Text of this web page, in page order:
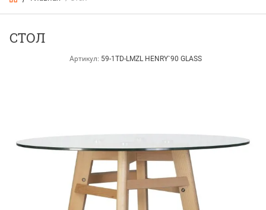
СТОЛ
Артикул: 59-1TD-LMZL HENRY`90 GLASS